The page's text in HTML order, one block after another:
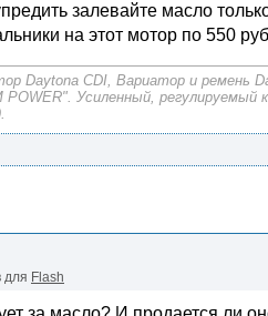
залевайте масло
на этот мотор по 550
Daytona CDI, Вариатор и ремень
POWER". Усиленный,
для Flash